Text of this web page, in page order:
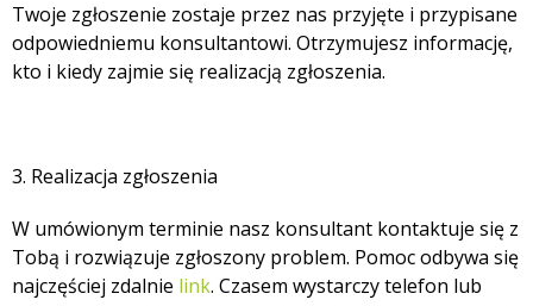
Twoje zgłoszenie zostaje przez nas przyjęte i przypisane
odpowiedniemu konsultantowi. Otrzymujesz informację,
kto i kiedy zajmie się realizacją zgłoszenia.
3. Realizacja zgłoszenia
W umówionym terminie nasz konsultant kontaktuje się z
Tobą i rozwiązuje zgłoszony problem. Pomoc odbywa się
najczęściej zdalnie link. Czasem wystarczy telefon lub